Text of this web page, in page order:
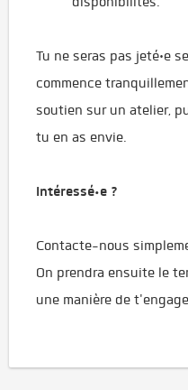
Tu ne seras pas jeté·e
commence
soutien sur un atelier,
tu en as envie.
Intéressé·e ?
Contacte-nous
On prendra ensuite le
une manière de